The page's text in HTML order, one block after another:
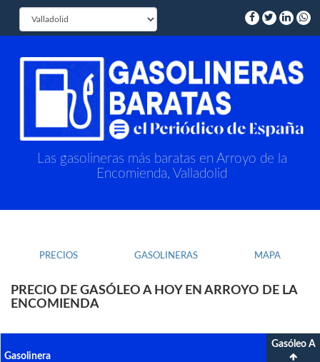
Las gasolineras más baratas en Arroyo de la
Encomienda, Valladolid
PRECIOS GASOLINERAS MAPA
PRECIO DE GASÓLEO A HOY EN ARROYO DE LA
ENCOMIENDA
Gasolinera
Gasóleo A